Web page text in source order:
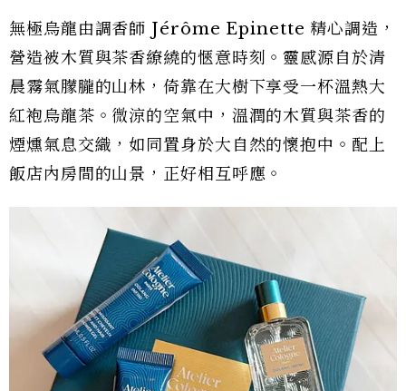
無極烏龍由調香師 Jérôme Epinette 精心調造，
營造被木質與茶香繚繞的愜意時刻。靈感源自於清
晨霧氣朦朧的山林，倚靠在大樹下享受一杯溫熱大
紅袍烏龍茶。微涼的空氣中，溫潤的木質與茶香的
煙燻氣息交織，如同置身於大自然的懷抱中。配上
飯店內房間的山景，正好相互呼應。